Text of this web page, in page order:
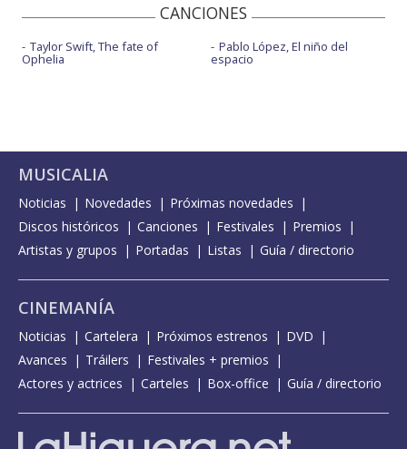
CANCIONES
Taylor Swift, The fate of
Ophelia
Pablo López, El niño del
espacio
MUSICALIA
Noticias Novedades
Próximas novedades
Discos históricos
Canciones Festivales
Premios
Artistas y grupos
Portadas Listas Guía / directorio
CINEMANÍA
Noticias Cartelera Próximos estrenos
DVD
Avances
Tráilers
Festivales + premios
Actores y actrices
Carteles Box-office Guía / directorio